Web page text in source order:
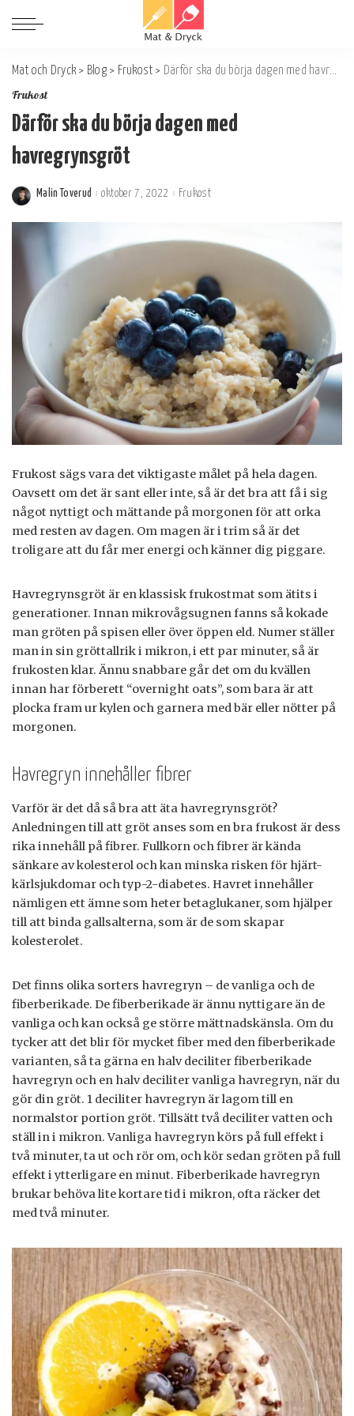
Mat och Dryck > Blog> Frukost > Därför ska du börja dagen med havregrynsgröt
Frukost
Därför ska du börja dagen med
havregrynsgröt
Postat
Malin Toverud oktober 7, 2022 Frukost
Frukost sägs vara det viktigaste målet på hela dagen.
Oavsett om det är sant eller inte, så är det bra att få i sig
något nyttigt och mättande på morgonen för att orka
med resten av dagen. Om magen är i trim så är det
troligare att du får mer energi och känner dig piggare.
Havregrynsgröt är en klassisk frukostmat som ätits i
generationer. Innan mikrovågsugnen fanns så kokade
man gröten på spisen eller över öppen eld. Numer ställer
man in sin gröttallrik i mikron, i ett par minuter, så är
frukosten klar. Ännu snabbare går det om du kvällen
innan har förberett “overnight oats”, som bara är att
plocka fram ur kylen och garnera med bär eller nötter på
morgonen.
Havregryn innehåller fibrer
Varför är det då så bra att äta havregrynsgröt?
Anledningen till att gröt anses som en bra frukost är dess
rika innehåll på fibrer. Fullkorn och fibrer är kända
sänkare av kolesterol och kan minska risken för hjärt-
kärlsjukdomar och typ-2-diabetes. Havret innehåller
nämligen ett ämne som heter betaglukaner, som hjälper
till att binda gallsalterna, som är de som skapar
kolesterolet.
Det finns olika sorters havregryn – de vanliga och de
fiberberikade. De fiberberikade är ännu nyttigare än de
vanliga och kan också ge större mättnadskänsla. Om du
tycker att det blir för mycket fiber med den fiberberikade
varianten, så ta gärna en halv deciliter fiberberikade
havregryn och en halv deciliter vanliga havregryn, när du
gör din gröt. 1 deciliter havregryn är lagom till en
normalstor portion gröt. Tillsätt två deciliter vatten och
ställ in i mikron. Vanliga havregryn körs på full effekt i
två minuter, ta ut och rör om, och kör sedan gröten på full
effekt i ytterligare en minut. Fiberberikade havregryn
brukar behöva lite kortare tid i mikron, ofta räcker det
med två minuter.